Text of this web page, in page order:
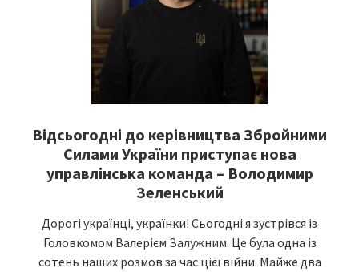
Відсьогодні до керівництва Збройними
Силами України приступає нова
управлінська команда – Володимир
Зеленський
Дорогі українці, українки! Сьогодні я зустрівся із
Головкомом Валерієм Залужним. Це була одна із
сотень наших розмов за час цієї війни. Майже два